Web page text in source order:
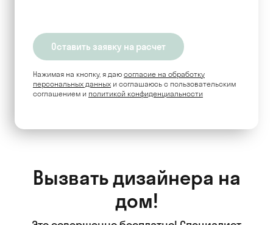
Нажимая на кнопку, я даю согласие на обработку
персональных данных и соглашаюсь c пользовательским
соглашением и политикой конфиденциальности
Вызвать дизайнера на
дом!